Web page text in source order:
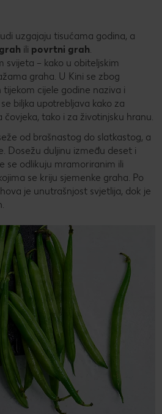
uzgajaju tisućama godina, a
ili povrtni grah
svijeta – kako u obiteljskim
graha. U Kini se zbog
cijele godine naziva i
se biljka upotrebljava kako za
tako i za životinjsku hranu.
od brašnastog do slatkastog, a
Dosežu duljinu između deset i
se odlikuju mramoriranim ili
se kriju sjemenke graha. Po
je unutrašnjost svjetlija, dok je